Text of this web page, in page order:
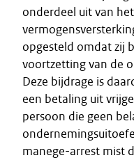
onderdeel uit van
opgesteld omdat zij
voortzetting van de
Deze bijdrage is
een betaling uit
persoon die geen
manege-arrest mist